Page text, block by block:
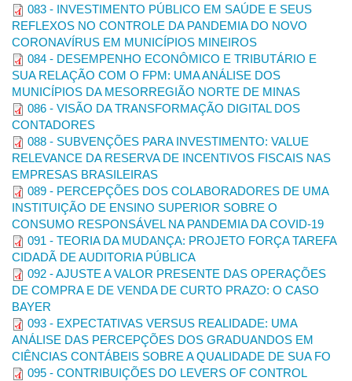
Revista
Brasileira de
Gestão de
Negócios
(RBGN)
1983-
0807
FECAP https://rbgn.fecap.br/RBGN
Revista
Contabilidade,
Gestão e
Governança
1984-
3925
UNB https://www.revistacgg.org/
Revista
Contabilidade
Vista & Revista
0103-
734X
UFMG https://revistas.face.ufmg.br/index.php/
Revista de
Contabilidade &
Controladoria
1984-
6266
UFPR
Revista
Contexto
2175-
8751
UFRGS
Revista de
Administração,
Economia da
Fundace
(RACEF)
7638
FUNDACEhttps://www.fundace.org.br/revistaracef
REUNIR -
Revista de
Administração
Contabilidade e
Sustentabilidade
2237-
3667
UFCG https://reunir.revistas.ufcg.edu.br/index.php/
083 - INVESTIMENTO PÚBLICO EM SAÚDE E SEUS
REFLEXOS NO CONTROLE DA PANDEMIA DO NOVO
CORONAVÍRUS EM MUNICÍPIOS MINEIROS
084 - DESEMPENHO ECONÔMICO E TRIBUTÁRIO E
SUA RELAÇÃO COM O FPM: UMA ANÁLISE DOS
MUNICÍPIOS DA MESORREGIÃO NORTE DE MINAS
086 - VISÃO DA TRANSFORMAÇÃO DIGITAL DOS
CONTADORES
088 - SUBVENÇÕES PARA INVESTIMENTO: VALUE
RELEVANCE DA RESERVA DE INCENTIVOS FISCAIS NAS
EMPRESAS BRASILEIRAS
089 - PERCEPÇÕES DOS COLABORADORES DE UMA
INSTITUIÇÃO DE ENSINO SUPERIOR SOBRE O
CONSUMO RESPONSÁVEL NA PANDEMIA DA COVID-19
091 - TEORIA DA MUDANÇA: PROJETO FORÇA TAREFA
CIDADÃ DE AUDITORIA PÚBLICA
092 - AJUSTE A VALOR PRESENTE DAS OPERAÇÕES
DE COMPRA E DE VENDA DE CURTO PRAZO: O CASO
BAYER
093 - EXPECTATIVAS VERSUS REALIDADE: UMA
ANÁLISE DAS PERCEPÇÕES DOS GRADUANDOS EM
CIÊNCIAS CONTÁBEIS SOBRE A QUALIDADE DE SUA FO
095 - CONTRIBUIÇÕES DO LEVERS OF CONTROL